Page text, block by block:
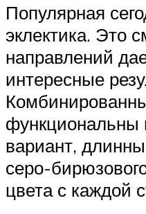
Популярная
эклектика. Это
направлений
интересные
функциональны
вариант,
серо-
цвета с каждой